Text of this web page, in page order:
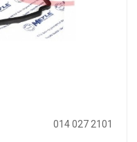
014 027 2101